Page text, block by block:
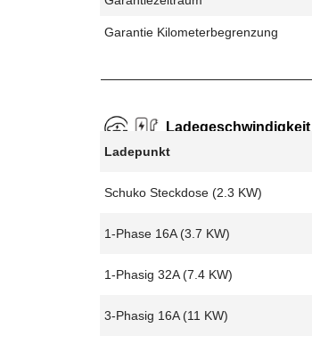
Garantie Kilometerbegrenzung
Ladegeschwindigkeit
Ladepunkt
Schuko Steckdose (2.3 KW)
1-Phase 16A (3.7 KW)
1-Phasig 32A (7.4 KW)
3-Phasig 16A (11 KW)